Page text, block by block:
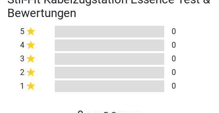
Bewertungen
5
0
4
0
3
0
2
0
1
0